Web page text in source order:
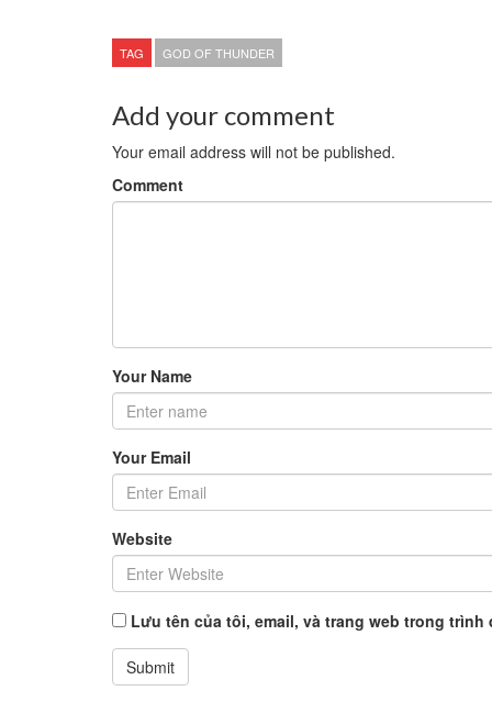
TAG GOD OF THUNDER
Add your comment
Your email address will not be published.
Comment
Your Name
Your Email
Website
Lưu tên của tôi, email, và trang web trong